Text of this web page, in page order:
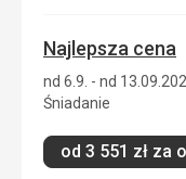
Najlepsza cena
nd 6.9. - nd
Śniadanie
od 3 551 zł za